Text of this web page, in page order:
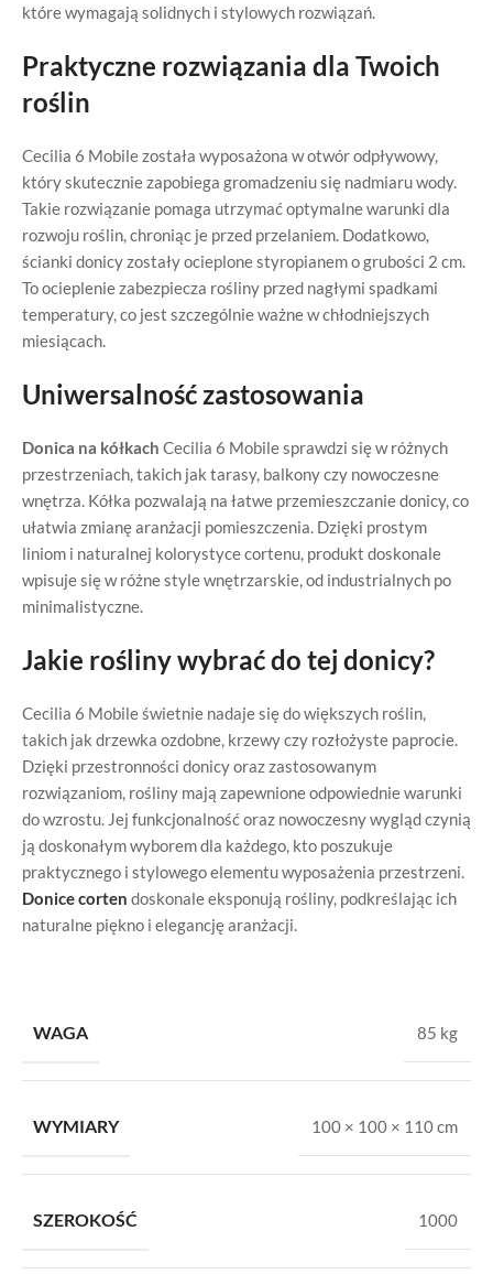
które wymagają solidnych i stylowych rozwiązań.
Praktyczne rozwiązania dla Twoich
roślin
Cecilia 6 Mobile została wyposażona w otwór odpływowy,
który skutecznie zapobiega gromadzeniu się nadmiaru wody.
Takie rozwiązanie pomaga utrzymać optymalne warunki dla
rozwoju roślin, chroniąc je przed przelaniem. Dodatkowo,
ścianki donicy zostały ocieplone styropianem o grubości 2 cm.
To ocieplenie zabezpiecza rośliny przed nagłymi spadkami
temperatury, co jest szczególnie ważne w chłodniejszych
miesiącach.
Uniwersalność zastosowania
Donica na kółkach Cecilia 6 Mobile sprawdzi się w różnych
przestrzeniach, takich jak tarasy, balkony czy nowoczesne
wnętrza. Kółka pozwalają na łatwe przemieszczanie donicy, co
ułatwia zmianę aranżacji pomieszczenia. Dzięki prostym
liniom i naturalnej kolorystyce cortenu, produkt doskonale
wpisuje się w różne style wnętrzarskie, od industrialnych po
minimalistyczne.
Jakie rośliny wybrać do tej donicy?
Cecilia 6 Mobile świetnie nadaje się do większych roślin,
takich jak drzewka ozdobne, krzewy czy rozłożyste paprocie.
Dzięki przestronności donicy oraz zastosowanym
rozwiązaniom, rośliny mają zapewnione odpowiednie warunki
do wzrostu. Jej funkcjonalność oraz nowoczesny wygląd czynią
ją doskonałym wyborem dla każdego, kto poszukuje
praktycznego i stylowego elementu wyposażenia przestrzeni.
Donice corten doskonale eksponują rośliny, podkreślając ich
naturalne piękno i elegancję aranżacji.
WAGA 85 kg
WYMIARY 100 × 100 × 110 cm
SZEROKOŚĆ 1000